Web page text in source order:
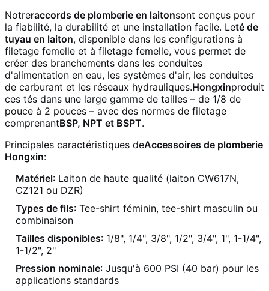
Notreraccords de plomberie en laitonsont conçus pour
la fiabilité, la durabilité et une installation facile. Leté de
tuyau en laiton, disponible dans les configurations à
filetage femelle et à filetage femelle, vous permet de
créer des branchements dans les conduites
d'alimentation en eau, les systèmes d'air, les conduites
de carburant et les réseaux hydrauliques.Hongxinproduit
ces tés dans une large gamme de tailles – de 1/8 de
pouce à 2 pouces – avec des normes de filetage
comprenantBSP, NPT et BSPT.
Principales caractéristiques deAccessoires de plomberie
Hongxin:
Matériel: Laiton de haute qualité (laiton CW617N,
CZ121 ou DZR)
Types de fils: Tee-shirt féminin, tee-shirt masculin ou
combinaison
Tailles disponibles: 1/8", 1/4", 3/8", 1/2", 3/4", 1", 1-1/4",
1-1/2", 2"
Pression nominale: Jusqu'à 600 PSI (40 bar) pour les
applications standards